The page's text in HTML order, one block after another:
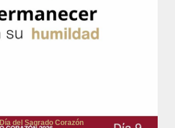
Día del Sagrado Corazón